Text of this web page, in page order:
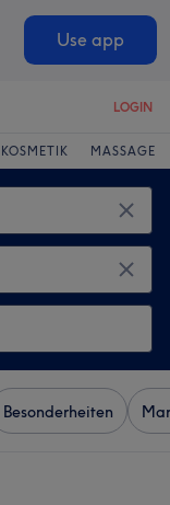
Use app
LOGIN
KOSMETIK MASSAGE
Besonderheiten